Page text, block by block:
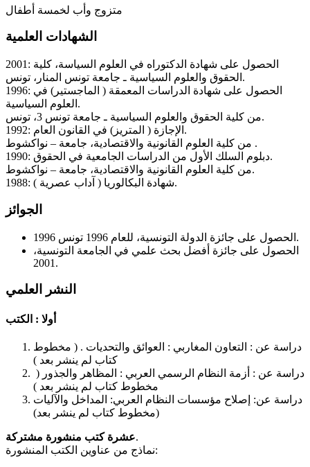
متزوج وأب لخمسة أطفال
الشهادات العلمية
2001: الحصول على شهادة الدكتوراه في العلوم السياسة، كلية
الحقوق والعلوم السياسية ـ جامعة تونس المنار، تونس.
1996: الحصول على شهادة الدراسات المعمقة ( الماجستير) في
العلوم السياسية.
من كلية الحقوق والعلوم السياسية ـ جامعة تونس 3، تونس.
1992: الإجازة ( المتريز) في القانون العام.
من كلية العلوم القانونية والاقتصادية، جامعة – نواكشوط .
1990: دبلوم السلك الأول من الدراسات الجامعية في الحقوق.
من كلية العلوم القانونية والاقتصادية، جامعة – نواكشوط.
1988: شهادة البكالوريا ( آداب عصرية ).
الجوائز
الحصول على جائزة الدولة التونسية، للعام 1996 تونس 1996.
الحصول على جائزة أفضل بحث علمي في الجامعة التونسية،
2001.
النشر العلمي
أولا : الكتب
دراسة عن : التعاون المغاربي : العوائق والتحديات . ( مخطوط
كتاب لم ينشر بعد )
مخطوط كتاب لم ينشر بعد )
دراسة عن: إصلاح مؤسسات النظام العربي: المداخل والآليات
(مخطوط كتاب لم ينشر بعد)
عشرة كتب منشورة مشتركة.
نماذج من عناوين الكتب المنشورة: